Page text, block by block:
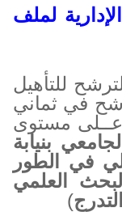
لملف
للتأهيل
في ثماني
عــلى مستوى
بنيابة
في الطور
العلمي
)